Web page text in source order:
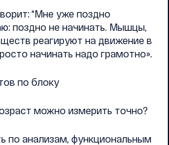
“Мне уже поздно
поздно не начинать. Мышцы,
реагируют на движение в
начинать надо грамотно».
по блоку
можно измерить точно?
по анализам, функциональным